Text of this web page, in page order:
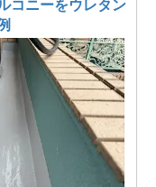
コニーをウレタン